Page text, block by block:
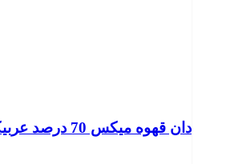
دان قهوه میکس 70 درصد عربیکا 500 گرمی